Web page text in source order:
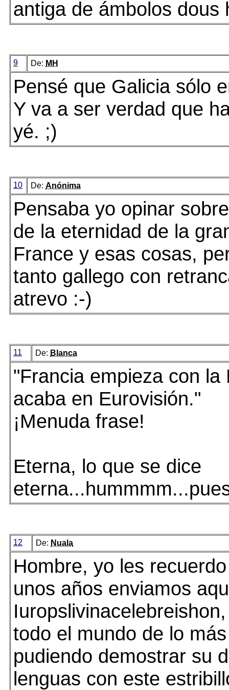
antiga de ámbolos dous
9 De: MH
Pensé que Galicia sólo
Y va a ser verdad que
yé. ;)
10 De: Anónima
Pensaba yo opinar
de la eternidad de la
France y esas cosas,
tanto gallego con
atrevo :-)
11 De: Blanca
"Francia empieza con la
acaba en Eurovisión."
¡Menuda frase!
Eterna, lo que se dice
12 De: Nuala
Hombre, yo les
unos años enviamos
todo el mundo de lo
pudiendo demostrar su
lenguas con este